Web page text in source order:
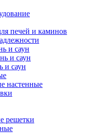
печей и каминов
и саун
и саун
и саун
настенные
решетки